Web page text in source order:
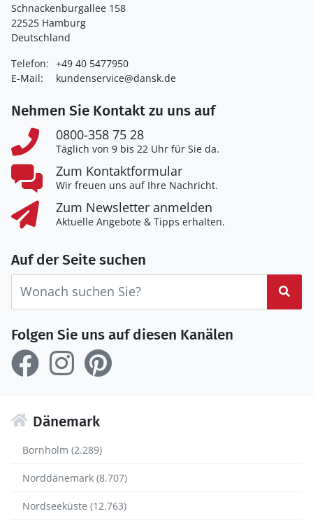
Schnackenburgallee 158
22525 Hamburg
Deutschland
Telefon: +49 40 5477950
E-Mail:
kundenservice@dansk.de
Nehmen Sie Kontakt zu uns auf
0800-358 75 28
Täglich von 9 bis 22 Uhr für Sie da.
Zum Kontaktformular
Wir freuen uns auf Ihre Nachricht.
Zum Newsletter anmelden
Aktuelle Angebote & Tipps erhalten.
Auf der Seite suchen
Folgen Sie uns auf diesen Kanälen
Dänemark
Bornholm (2.289)
Norddänemark (8.707)
Nordseeküste (12.763)